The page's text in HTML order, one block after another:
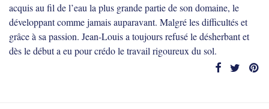
acquis au fil de l’eau la plus grande partie de son domaine, le
développant comme jamais auparavant. Malgré les difficultés et
grâce à sa passion. Jean-Louis a toujours refusé le désherbant et
dès le début a eu pour crédo le travail rigoureux du sol.